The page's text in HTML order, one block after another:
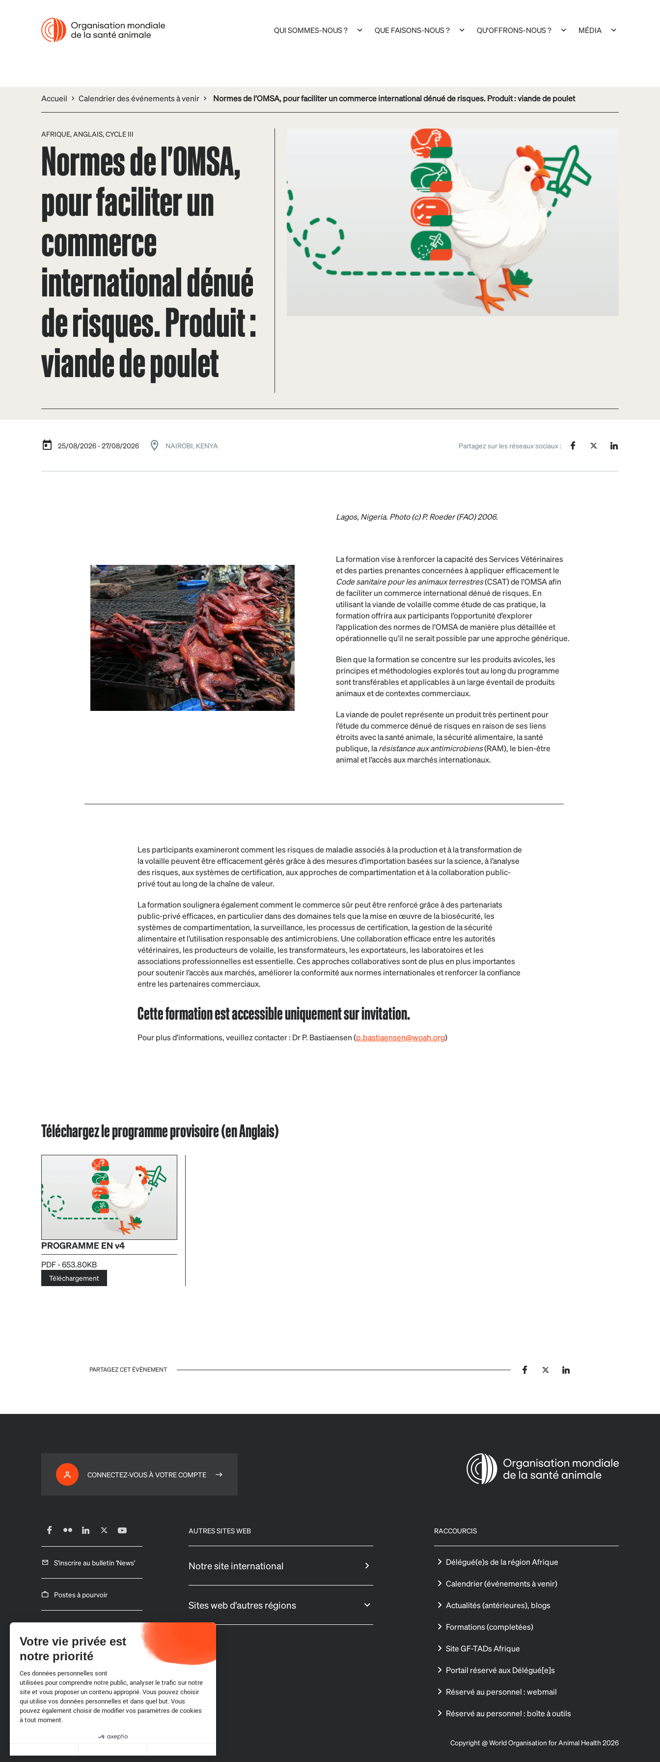
QUI SOMMES-NOUS ? QUE FAISONS-NOUS ? QU'OFFRONS-NOUS ? MÉDIA
Accueil Calendrier des événements à venir Normes de l’OMSA, pour faciliter un commerce international dénué de risques. Produit : viande de poulet
AFRIQUE, ANGLAIS, CYCLE III
Normes de l'OMSA,
pour faciliter un
commerce
international dénué
de risques. Produit :
viande de poulet
25/08/2026 - 27/08/2026 NAIROBI, KENYA Partagez sur les réseaux sociaux :
Lagos, Nigeria. Photo (c) P. Roeder (FAO) 2006.
La formation vise à renforcer la capacité des Services Vétérinaires
et des parties prenantes concernées à appliquer efficacement le
Code sanitaire pour les animaux terrestres(CSAT) de l’OMSA afin
de faciliter un commerce international dénué de risques. En
utilisant la viande de volaille comme étude de cas pratique, la
formation offrira aux participants l’opportunité d’explorer
l’application des normes de l’OMSA de manière plus détaillée et
opérationnelle qu’il ne serait possible par une approche générique.
Bien que la formation se concentre sur les produits avicoles, les
principes et méthodologies explorés tout au long du programme
sont transférables et applicables à un large éventail de produits
animaux et de contextes commerciaux.
La viande de poulet représente un produit très pertinent pour
l’étude du commerce dénué de risques en raison de ses liens
étroits avec la santé animale, la sécurité alimentaire, la santé
publique, larésistance aux antimicrobiens(RAM), le bien-être
animal et l’accès aux marchés internationaux.
Les participants examineront comment les risques de maladie associés à la production et à la transformation de
la volaille peuvent être efficacement gérés grâce à des mesures d’importation basées sur la science, à l’analyse
des risques, aux systèmes de certification, aux approches de compartimentation et à la collaboration public-
privé tout au long de la chaîne de valeur.
La formation soulignera également comment le commerce sûr peut être renforcé grâce à des partenariats
public-privé efficaces, en particulier dans des domaines tels que la mise en œuvre de la biosécurité, les
systèmes de compartimentation, la surveillance, les processus de certification, la gestion de la sécurité
alimentaire et l’utilisation responsable des antimicrobiens. Une collaboration efficace entre les autorités
vétérinaires, les producteurs de volaille, les transformateurs, les exportateurs, les laboratoires et les
associations professionnelles est essentielle. Ces approches collaboratives sont de plus en plus importantes
pour soutenir l’accès aux marchés, améliorer la conformité aux normes internationales et renforcer la confiance
entre les partenaires commerciaux.
Cette formation est accessible uniquement sur invitation.
Pour plus d’informations, veuillez contacter : Dr P. Bastiaensen (p.bastiaensen@woah.org)
Téléchargez le programme provisoire (en Anglais)
PROGRAMME EN v4
PDF - 653.80KB
Téléchargement
PARTAGEZ CET ÉVÈNEMENT
CONNECTEZ-VOUS À VOTRE COMPTE
S'inscrire au bulletin 'News'
Postes à pourvoir
AUTRES SITES WEB
Notre site international
Sites web d'autres régions
RACCOURCIS
Délégué(e)s de la région Afrique
Calendrier (événements à venir)
Actualités (antérieures), blogs
Formations (completées)
Site GF-TADs Afrique
Portail réservé aux Délégué[e]s
Réservé au personnel : webmail
Réservé au personnel : boîte à outils
Copyright @ World Organisation for Animal Health 2026
Votre vie privée est
notre priorité
Ces données personnelles sont
utilisées pour comprendre notre public, analyser le trafic sur notre
site et vous proposer un contenu approprié. Vous pouvez choisir
qui utilise vos données personnelles et dans quel but. Vous
pouvez également choisir de modifier vos paramètres de cookies
à tout moment.